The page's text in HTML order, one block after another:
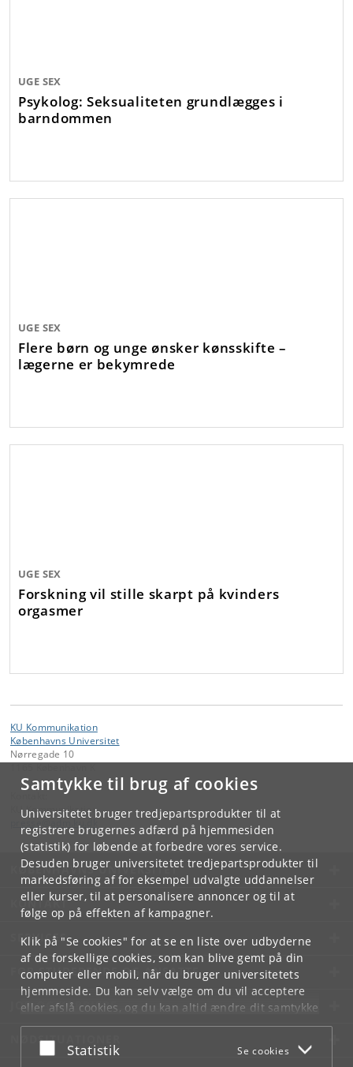
Samtykke til brug af cookies
Universitetet bruger tredjepartsprodukter til at
registrere brugernes adfærd på hjemmesiden
(statistik) for løbende at forbedre vores service.
Desuden bruger universitetet tredjepartsprodukter til
markedsføring af for eksempel udvalgte uddannelser
eller kurser, til at personalisere annoncer og til at
følge op på effekten af kampagner.
Klik på "Se cookies" for at se en liste over udbyderne
af de forskellige cookies, som kan blive gemt på din
computer eller mobil, når du bruger universitetets
hjemmeside. Du kan selv vælge om du vil acceptere
eller afslå cookies, og du kan altid ændre dit samtykke
underCookie- og privatlivspolitiksom du finder i
bunden af hver side.
Acceptér eller afslå
Statistik Se cookies
UGE SEX
Psykolog: Seksualiteten grundlægges i
barndommen
UGE SEX
Flere børn og unge ønsker kønsskifte –
lægerne er bekymrede
UGE SEX
Forskning vil stille skarpt på kvinders
orgasmer
KU Kommunikation
Københavns Universitet
Nørregade 10
KU Kommunikation
KØBENHAVNS UNIVERSITET
KONTAKT
SERVICES
FOR STUDERENDE OG ANSATTE
JOB OG KARRIERE
NØDSITUATIONER